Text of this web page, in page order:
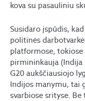
kova su pasauliniu
Susidaro įspūdis,
politinės
platformose, tokiose
pirmininkauja (Indija
G20 aukščiausiojo
Indijos manymu, tai
svarbiose srityse.